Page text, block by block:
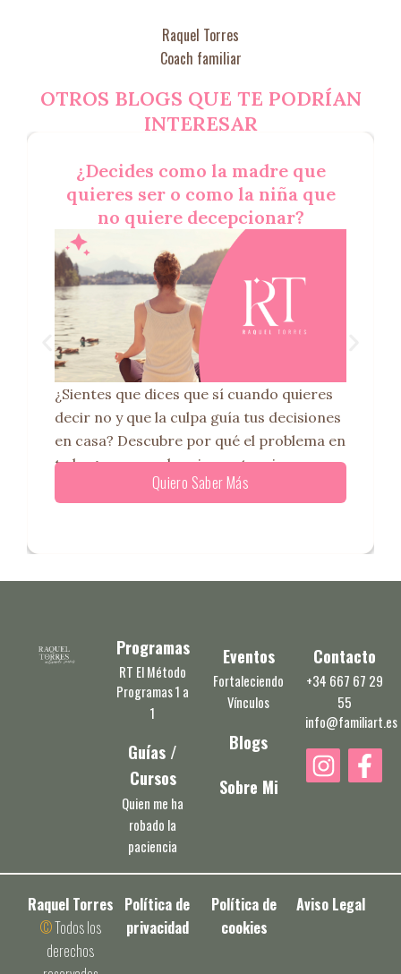
Raquel Torres
Coach familiar
OTROS BLOGS QUE TE PODRÍAN
INTERESAR
¿Decides como la madre que
quieres ser o como la niña que
no quiere decepcionar?
¿Sientes que dices que sí cuando quieres
decir no y que la culpa guía tus decisiones
en casa? Descubre por qué el problema en
tu hogar no son las circunstancias,
Quiero Saber Más
Programas
RT El Método
Programas 1 a
1
Guías /
Cursos
Quien me ha
robado la
paciencia
Eventos
Fortaleciendo
Vínculos
Blogs
Sobre Mi
Contacto
+34 667 67 29
55
info@familiart.es
I
n
g
r
F
a
o
o
Raquel Torres
©Todos los
derechos
Política de
privacidad
Política de
cookies
Aviso Legal